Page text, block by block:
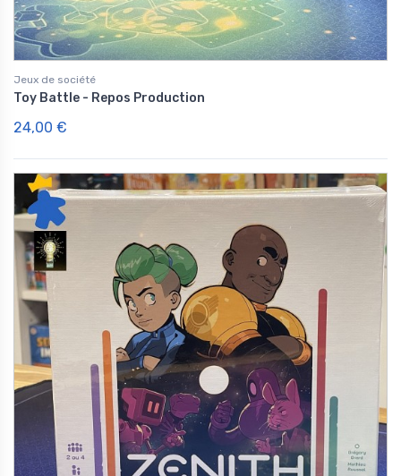
Jeux de société
Toy Battle - Repos Production
24,00 €